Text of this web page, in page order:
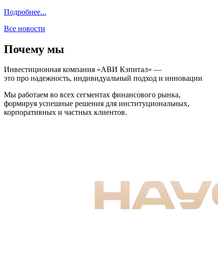
Подробнее...
Все новости
Почему мы
Инвестиционная компания «АВИ Кэпитал» —
это про надежность, индивидуальный подход и инновации
Мы работаем во всех сегментах финансового рынка,
формируя успешные решения для институциональных,
корпоративных и частных клиентов.